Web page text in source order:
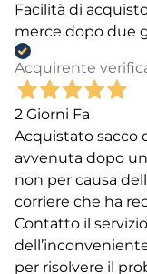
Facilità di
merce dopo due
Acquirente
2 Giorni Fa
Acquistato sacco
avvenuta dopo
non per causa
corriere che ha
Contatto il
per risolvere il